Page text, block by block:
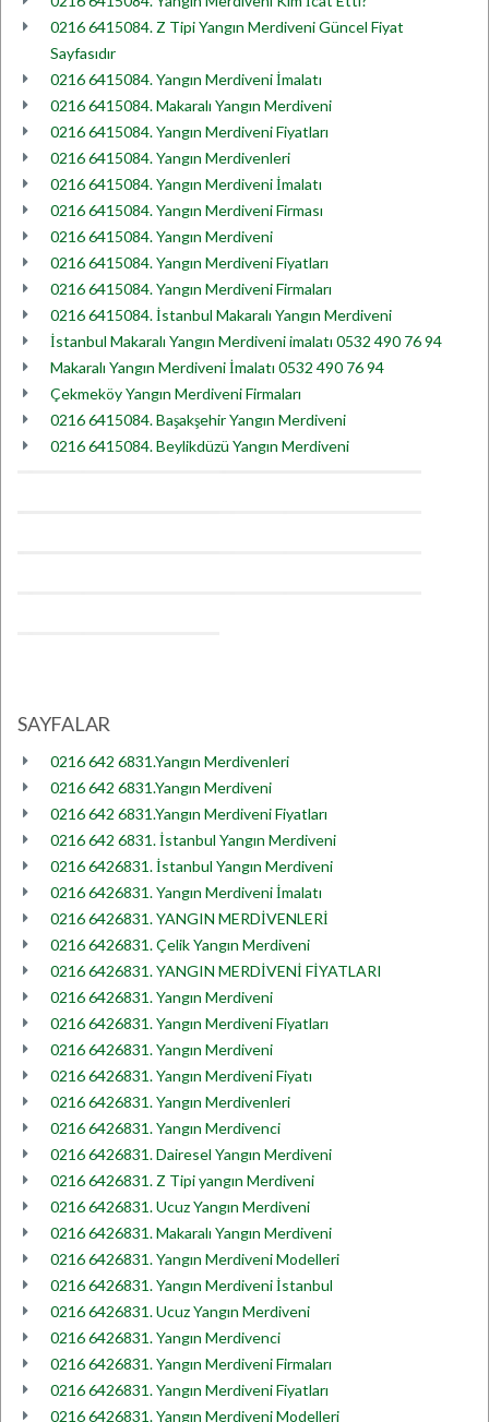
0216 6415084. Z Tipi Yangın Merdiveni Güncel Fiyat
Sayfasıdır
0216 6415084. Yangın Merdiveni İmalatı
0216 6415084. Makaralı Yangın Merdiveni
0216 6415084. Yangın Merdiveni Fiyatları
0216 6415084. Yangın Merdivenleri
0216 6415084. Yangın Merdiveni İmalatı
0216 6415084. Yangın Merdiveni Firması
0216 6415084. Yangın Merdiveni
0216 6415084. Yangın Merdiveni Fiyatları
0216 6415084. Yangın Merdiveni Firmaları
0216 6415084. İstanbul Makaralı Yangın Merdiveni
İstanbul Makaralı Yangın Merdiveni imalatı 0532 490 76 94
Makaralı Yangın Merdiveni İmalatı 0532 490 76 94
Çekmeköy Yangın Merdiveni Firmaları
0216 6415084. Başakşehir Yangın Merdiveni
0216 6415084. Beylikdüzü Yangın Merdiveni
SAYFALAR
0216 642 6831.Yangın Merdivenleri
0216 642 6831.Yangın Merdiveni
0216 642 6831.Yangın Merdiveni Fiyatları
0216 642 6831. İstanbul Yangın Merdiveni
0216 6426831. İstanbul Yangın Merdiveni
0216 6426831. Yangın Merdiveni İmalatı
0216 6426831. YANGIN MERDİVENLERİ
0216 6426831. Çelik Yangın Merdiveni
0216 6426831. YANGIN MERDİVENİ FİYATLARI
0216 6426831. Yangın Merdiveni
0216 6426831. Yangın Merdiveni Fiyatları
0216 6426831. Yangın Merdiveni
0216 6426831. Yangın Merdiveni Fiyatı
0216 6426831. Yangın Merdivenleri
0216 6426831. Yangın Merdivenci
0216 6426831. Dairesel Yangın Merdiveni
0216 6426831. Z Tipi yangın Merdiveni
0216 6426831. Ucuz Yangın Merdiveni
0216 6426831. Makaralı Yangın Merdiveni
0216 6426831. Yangın Merdiveni Modelleri
0216 6426831. Yangın Merdiveni İstanbul
0216 6426831. Ucuz Yangın Merdiveni
0216 6426831. Yangın Merdivenci
0216 6426831. Yangın Merdiveni Firmaları
0216 6426831. Yangın Merdiveni Fiyatları
0216 6426831. Yangın Merdiveni Modelleri